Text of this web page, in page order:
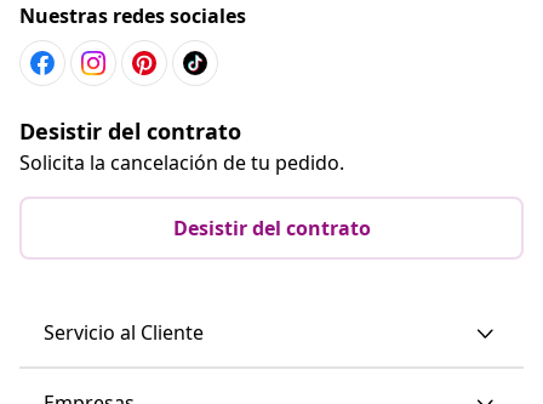
Nuestras redes sociales
Desistir del contrato
Solicita la cancelación de tu pedido.
Desistir del contrato
Servicio al Cliente